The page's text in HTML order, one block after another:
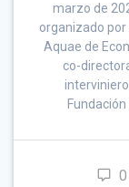
marzo de
organizado
Aquae de
co-
0